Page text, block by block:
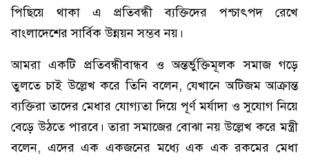
পিছিয়ে থাকা এ প্রতিবন্ধী ব্যক্তিদের পশ্চাৎপদ রেখে
বাংলাদেশের সার্বিক উন্নয়ন সম্ভব নয়।
আমরা একটি প্রতিবন্ধীবান্ধব ও অন্তর্ভুক্তিমূলক সমাজ গড়ে
তুলতে চাই উল্লেখ করে তিনি বলেন, যেখানে অটিজম আক্রান্ত
ব্যক্তিরা তাদের মেধার যোগ্যতা দিয়ে পূর্ণ মর্যাদা ও সুযোগ নিয়ে
বেড়ে উঠতে পারবে। তারা সমাজের বোঝা নয় উল্লেখ করে মন্ত্রী
বলেন, এদের এক একজনের মধ্যে এক এক রকমের মেধা